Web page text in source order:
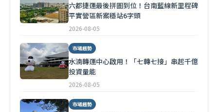
六都捷運最後拼圖到位！台南藍線新里程碑
平實營區新案穩站6字頭
2026-08-05
市場趨勢
水湳轉運中心啟用！「七轉七接」串起千億
投資量能
2026-08-05
市場趨勢